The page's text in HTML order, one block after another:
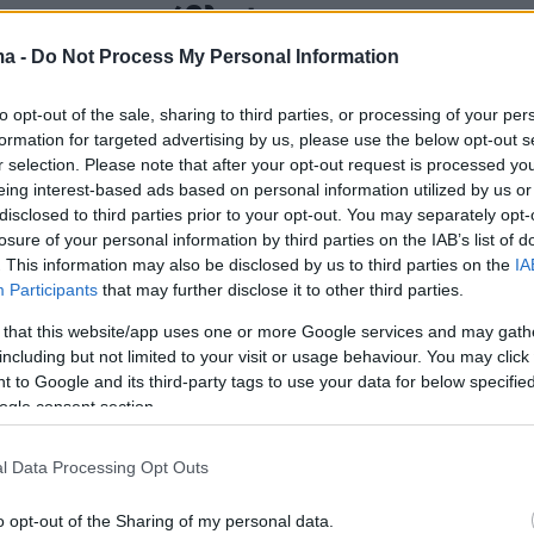
- Do Not Process My Personal Information
opt-out of the sale, sharing to third parties, or processing of your
for targeted advertising by us, please use the below opt-out
selection. Please note that after your opt-out request is processed
interest-based ads based on personal information utilized by us
to third parties prior to your opt-out. You may separately
of your personal information by third parties on the IAB’s list of
This information may also be disclosed by us to third parties on the
Participants that may further disclose it to other third parties.
that this website/app uses one or more Google services and may
but not limited to your visit or usage behaviour. You may
to Google and its third-party tags to use your data for below
consent section.
Data Processing Opt Outs
opt-out of the Sharing of my personal data.
«προέβλεψαν» και την
του Ντόναλντ Τραμπ
προεδρικές εκλογές 2024
του Σπρίνγκφιλντ βρίσκεται και πάλι στο
των ικανοτήτων της στις προφητείες
δεν είχαν προβλέψει τον
της βασίλισσας Ελισάβετ παρά
που κυκλοφορούν στα social
ότι η δημοφιλής σειρά κινουμένων σχεδίων
1